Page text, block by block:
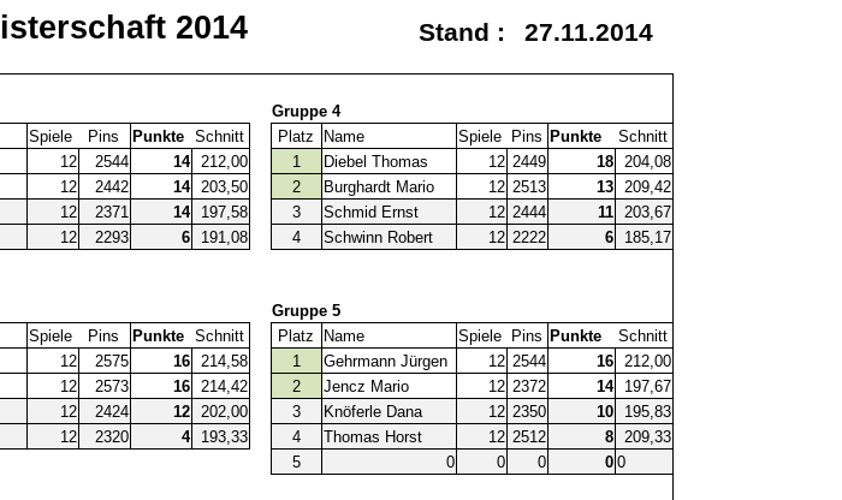
2014 Stand : 27.11.2014
Gruppe 4
Spiele Pins Punkte Schnitt Platz Name Spiele Pins Punkte
Schnitt
12 2544 14 212,00 1 Diebel Thomas 12 2449 18
204,08
12 2442 14 203,50 2 Burghardt Mario 12 2513 13
209,42
12 2371 14 197,58 3 Schmid Ernst 12 2444 11
203,67
12 2293 6 191,08 4 Schwinn Robert 12 2222 6 185,17
Gruppe 5
Spiele Pins Punkte Schnitt Platz Name Spiele Pins Punkte
Schnitt
12 2575 16 214,58 1 Gehrmann Jürgen 12 2544 16
212,00
12 2573 16 214,42 2 Jencz Mario 12 2372 14
197,67
12 2424 12 202,00 3 Knöferle Dana 12 2350 10
195,83
12 2320 4 193,33 4 Thomas Horst 12 2512 8
209,33
5
0 0 0 0 0